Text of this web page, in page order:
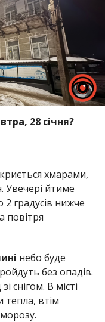
28 січня?
хмарами,
Увечері йтиме
2 градусів нижче
повітря
небо буде
без опадів.
снігом. В місті
тепла, втім